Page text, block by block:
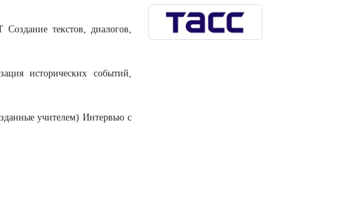
Создание текстов, диалогов,
исторических событий,
учителем) Интервью с